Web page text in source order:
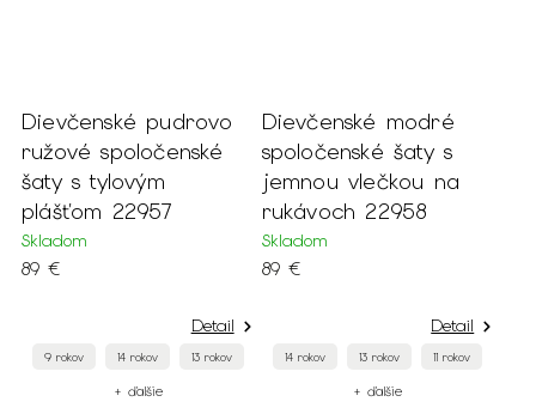
Dievčenské pudrovo
ružové spoločenské
šaty s tylovým
plášťom 22957
Skladom
89 €
Detail
9 rokov 14 rokov 13 rokov
+ ďalšie
Dievčenské modré
spoločenské šaty s
jemnou vlečkou na
rukávoch 22958
Skladom
89 €
Detail
14 rokov 13 rokov 11 rokov
+ ďalšie